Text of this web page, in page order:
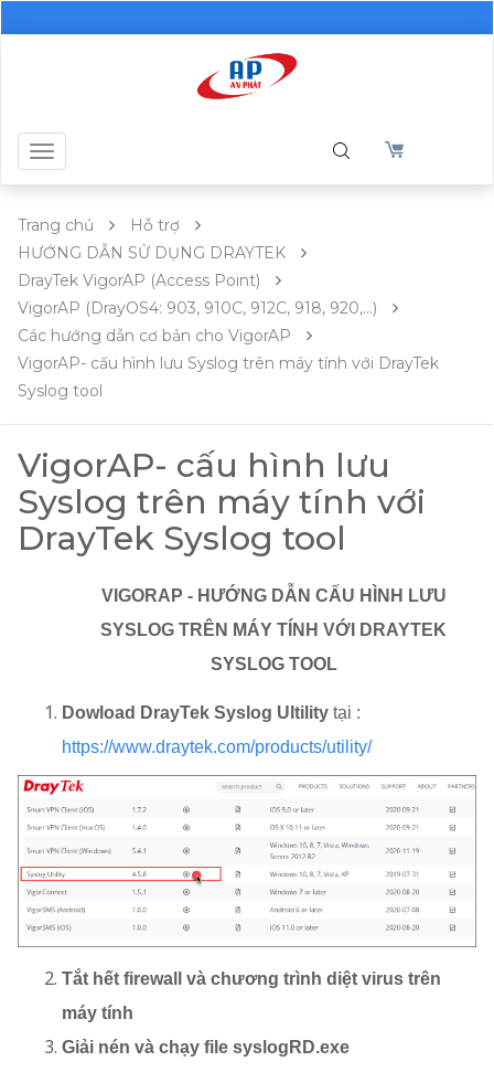
Toggle
navigation
Trang chủ
Hỗ trợ
HƯỚNG DẪN SỬ DỤNG DRAYTEK
DrayTek VigorAP (Access Point)
VigorAP (DrayOS4: 903, 910C, 912C, 918, 920,...)
Các hướng dẫn cơ bản cho VigorAP
VigorAP- cấu hình lưu Syslog trên máy tính với DrayTek
Syslog tool
VigorAP- cấu hình lưu
Syslog trên máy tính với
DrayTek Syslog tool
VIGORAP - HƯỚNG DẪN CẤU HÌNH LƯU
SYSLOG TRÊN MÁY TÍNH VỚI DRAYTEK
SYSLOG TOOL
Dowload DrayTek Syslog Ultility tại :
https://www.draytek.com/products/utility/
Tắt hết firewall và chương trình diệt virus trên
máy tính
Giải nén và chạy file syslogRD.exe